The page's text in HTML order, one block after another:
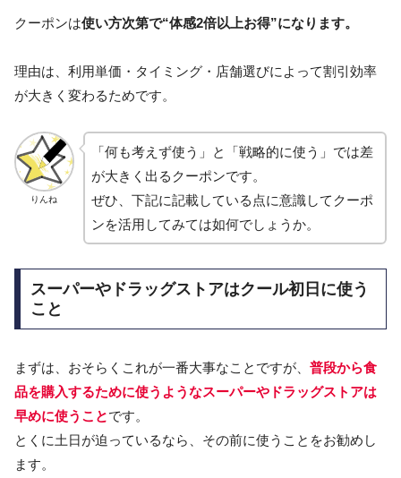
クーポンは使い方次第で“体感2倍以上お得”になります。
理由は、利用単価・タイミング・店舗選びによって割引効率
が大きく変わるためです。
りんね
「何も考えず使う」と「戦略的に使う」では差
が大きく出るクーポンです。
ぜひ、下記に記載している点に意識してクーポ
ンを活用してみては如何でしょうか。
スーパーやドラッグストアはクール初日に使う
こと
まずは、おそらくこれが一番大事なことですが、 普段から食
品を購入するために使うようなスーパーやドラッグストアは
早めに使うことです。
とくに土日が迫っているなら、その前に使うことをお勧めし
ます。